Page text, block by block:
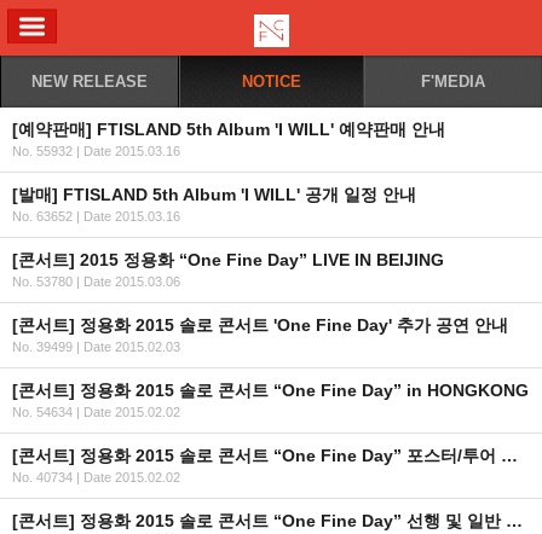
NEW RELEASE NOTICE F'MEDIA
[예약판매] FTISLAND 5th Album 'I WILL' 예약판매 안내
No. 55932 | Date 2015.03.16
[발매] FTISLAND 5th Album 'I WILL' 공개 일정 안내
No. 63652 | Date 2015.03.16
[콘서트] 2015 정용화 “One Fine Day” LIVE IN BEIJING
No. 53780 | Date 2015.03.06
[콘서트] 정용화 2015 솔로 콘서트 'One Fine Day' 추가 공연 안내
No. 39499 | Date 2015.02.03
[콘서트] 정용화 2015 솔로 콘서트 “One Fine Day” in HONGKONG
No. 54634 | Date 2015.02.02
[콘서트] 정용화 2015 솔로 콘서트 “One Fine Day” 포스터/투어 일정 공개
No. 40734 | Date 2015.02.02
[콘서트] 정용화 2015 솔로 콘서트 “One Fine Day” 선행 및 일반 예매 안내(선행예매 URL/일반예매 날짜변경)